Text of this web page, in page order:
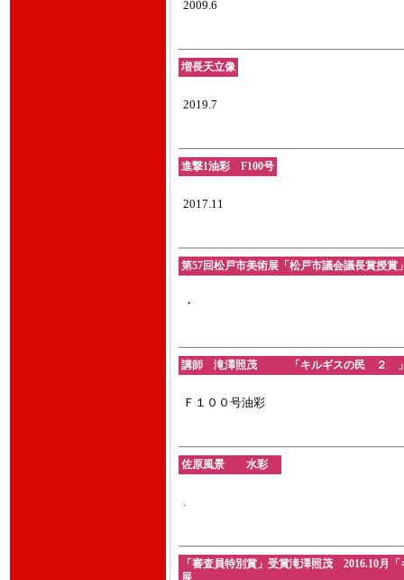
2009.6
増長天立像
2019.7
進撃1油彩 F100号
2017.11
第57回松戸市美術展「松戸市議会議長賞授
・
講師 滝澤照茂 「キルギスの民 ２
Ｆ１００号油彩
佐原風景 水彩
.
「審査員特別賞」受賞滝澤照茂 2016.10
展